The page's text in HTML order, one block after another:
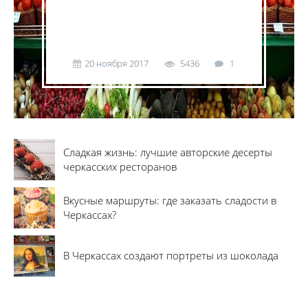
20 ноября 2017 5436 1
Сладкая жизнь: лучшие авторские десерты
черкасских ресторанов
Вкусные маршруты: где заказать сладости в
Черкассах?
В Черкассах создают портреты из шоколада